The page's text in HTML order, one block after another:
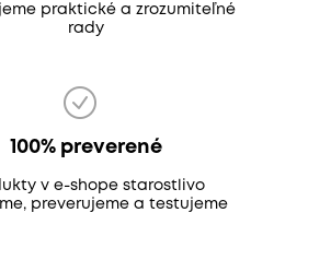
praktické a zrozumiteľné
rady
100% preverené
v e-shope starostlivo
preverujeme a testujeme